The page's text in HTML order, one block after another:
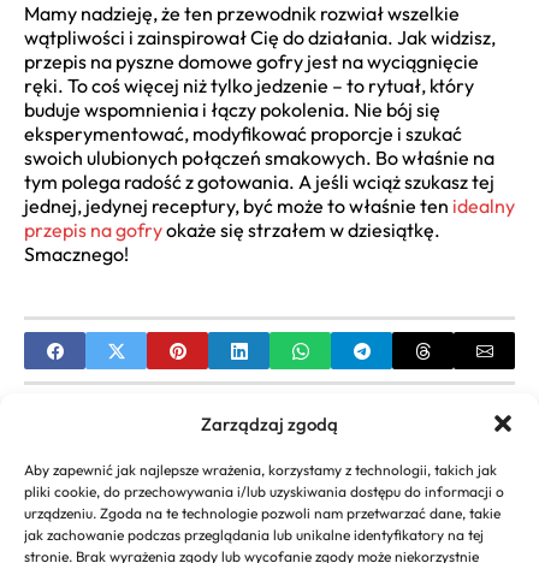
Zarządzaj zgodą
Aby zapewnić jak najlepsze wrażenia, korzystamy z technologii, takich jak
pliki cookie, do przechowywania i/lub uzyskiwania dostępu do informacji o
urządzeniu. Zgoda na te technologie pozwoli nam przetwarzać dane, takie
jak zachowanie podczas przeglądania lub unikalne identyfikatory na tej
stronie. Brak wyrażenia zgody lub wycofanie zgody może niekorzystnie
Mamy nadzieję, że ten przewodnik rozwiał wszelkie
wątpliwości i zainspirował Cię do działania. Jak widzisz,
przepis na pyszne domowe gofry jest na wyciągnięcie
ręki. To coś więcej niż tylko jedzenie – to rytuał, który
buduje wspomnienia i łączy pokolenia. Nie bój się
eksperymentować, modyfikować proporcje i szukać
swoich ulubionych połączeń smakowych. Bo właśnie na
tym polega radość z gotowania. A jeśli wciąż szukasz tej
jednej, jedynej receptury, być może to właśnie ten idealny
przepis na gofryokaże się strzałem w dziesiątkę.
Smacznego!
Dziecko z przodu w aucie – przepisy i zasady
bezpieczeństwa
NEXT